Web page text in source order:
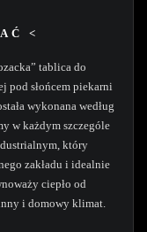
<
tablica do
pod słońcem piekarni
wykonana według
w każdym szczególe
który
zakładu i idealnie
ciepło od
i domowy klimat.